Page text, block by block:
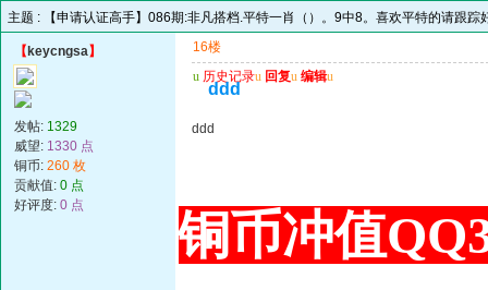
主题 : 【申请认证高手】086期:非凡搭档.平特一肖（）。9中8。喜欢平特的请跟踪
【 keycngsa】
发帖: 1329
威望: 1330 点
铜币: 260 枚
贡献值: 0 点
好评度: 0 点
16楼
u 历史记录u 回复u 编辑u
ddd
ddd
铜币冲值